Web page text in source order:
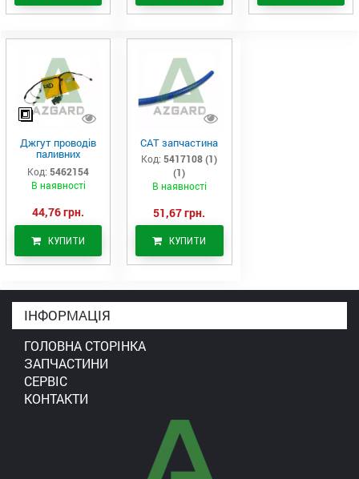
Джгут проводів
паливних
форсунок CAT
C7/C9 (546-2154)
Код: 5462154
В наявності
44,76 грн.
КУПИТИ
САТ запчастина
Код: 5417108 (1)
(1)
В наявності
51,67 грн.
КУПИТИ
ІНФОРМАЦІЯ
ГОЛОВНА СТОРІНКА
ЗАПЧАСТИНИ
СЕРВІС
КОНТАКТИ